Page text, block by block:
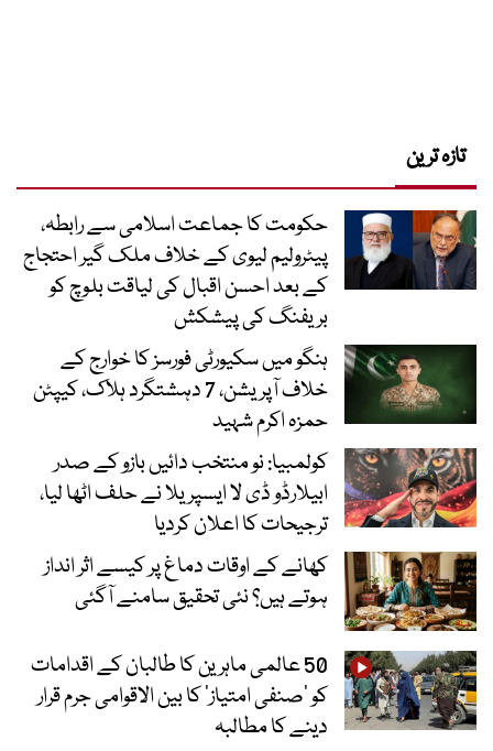
تازہ ترین
حکومت کا جماعت اسلامی سے رابطہ،
پیٹرولیم لیوی کے خلاف ملک گیر احتجاج
کے بعد احسن اقبال کی لیاقت بلوچ کو
بریفنگ کی پیشکش
ہنگو میں سکیورٹی فورسز کا خوارج کے
خلاف آپریشن، 7 دہشتگرد ہلاک، کیپٹن
حمزہ اکرم شہید
کولمبیا: نو منتخب دائیں بازو کے صدر
ابیلارڈو ڈی لا ایسپریلا نے حلف اٹھا لیا،
ترجیحات کا اعلان کردیا
کھانے کے اوقات دماغ پر کیسے اثر انداز
ہوتے ہیں؟ نئی تحقیق سامنے آگئی
50 عالمی ماہرین کا طالبان کے اقدامات
کو ’صنفی امتیاز‘ کا بین الاقوامی جرم قرار
دینے کا مطالبہ